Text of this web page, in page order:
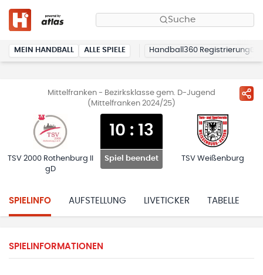
Suche
MEIN HANDBALL ALLE SPIELE Handball360 Registrierung
Mittelfranken - Bezirksklasse gem. D-Jugend
(Mittelfranken 2024/25)
TSV 2000 Rothenburg II
gD
10 : 13
Spiel beendet TSV Weißenburg
SPIELINFO AUFSTELLUNG LIVETICKER TABELLE
SPIELINFORMATIONEN